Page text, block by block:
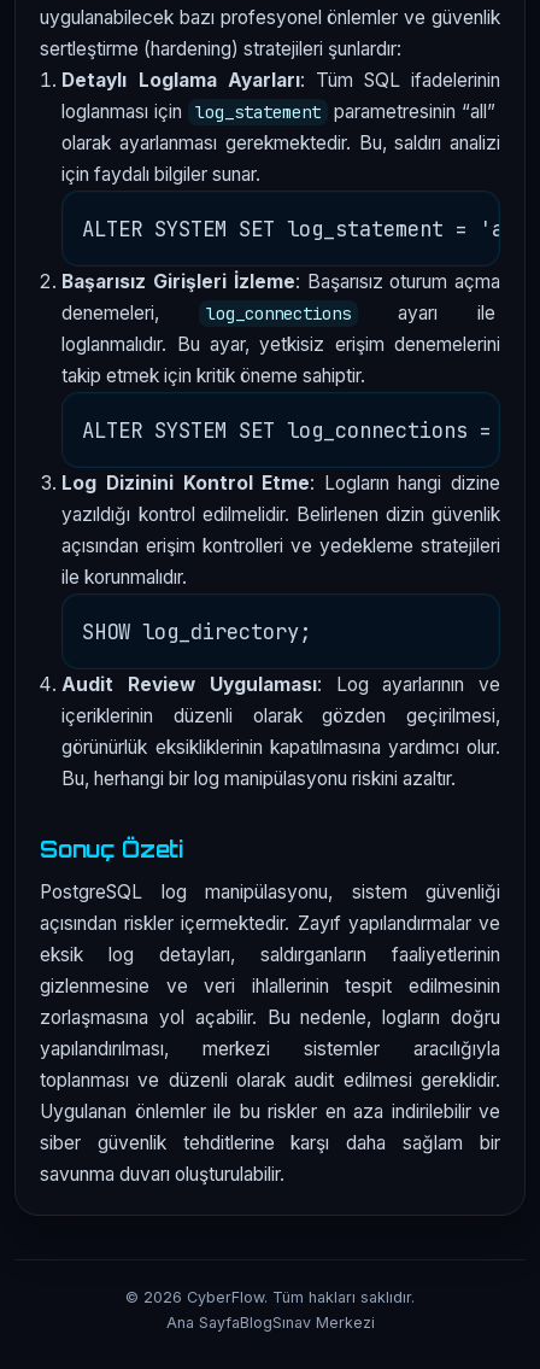
uygulanabilecek bazı profesyonel önlemler ve güvenlik
sertleştirme (hardening) stratejileri şunlardır:
Detaylı Loglama Ayarları: Tüm SQL ifadelerinin
loglanması için
log_statement
parametresinin “all”
olarak ayarlanması gerekmektedir. Bu, saldırı analizi
için faydalı bilgiler sunar.
Başarısız Girişleri İzleme: Başarısız oturum açma
denemeleri,
log_connections
ayarı ile
loglanmalıdır. Bu ayar, yetkisiz erişim denemelerini
takip etmek için kritik öneme sahiptir.
Log Dizinini Kontrol Etme: Logların hangi dizine
yazıldığı kontrol edilmelidir. Belirlenen dizin güvenlik
açısından erişim kontrolleri ve yedekleme stratejileri
ile korunmalıdır.
Audit Review Uygulaması: Log ayarlarının ve
içeriklerinin düzenli olarak gözden geçirilmesi,
görünürlük eksikliklerinin kapatılmasına yardımcı olur.
Bu, herhangi bir log manipülasyonu riskini azaltır.
Sonuç Özeti
PostgreSQL log manipülasyonu, sistem güvenliği
açısından riskler içermektedir. Zayıf yapılandırmalar ve
eksik log detayları, saldırganların faaliyetlerinin
gizlenmesine ve veri ihlallerinin tespit edilmesinin
zorlaşmasına yol açabilir. Bu nedenle, logların doğru
yapılandırılması, merkezi sistemler aracılığıyla
toplanması ve düzenli olarak audit edilmesi gereklidir.
Uygulanan önlemler ile bu riskler en aza indirilebilir ve
siber güvenlik tehditlerine karşı daha sağlam bir
savunma duvarı oluşturulabilir.
© 2026 CyberFlow. Tüm hakları saklıdır.
Ana SayfaBlogSınav Merkezi